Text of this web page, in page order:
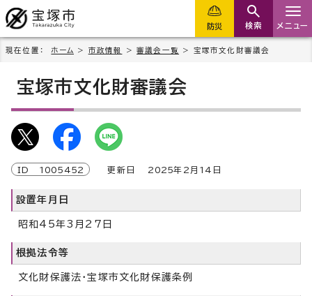
防災 検索 メニュー
現在位置： ホーム > 市政情報 >審議会一覧 > 宝塚市文化財審議会
宝塚市文化財審議会
ID 1005452 更新日 2025年2月 14 日
設置年月日
昭和45年3月27日
根拠法令等
文化財保護法・宝塚市文化財保護条例